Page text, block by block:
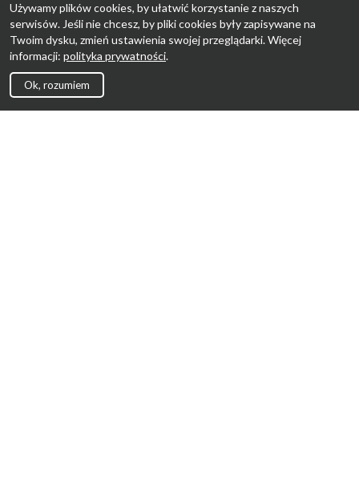
Używamy plików cookies, by ułatwić korzystanie z naszych
serwisów. Jeśli nie chcesz, by pliki cookies były zapisywane na
Twoim dysku, zmień ustawienia swojej przeglądarki. Więcej
informacji: polityka prywatności.
Ok, rozumiem